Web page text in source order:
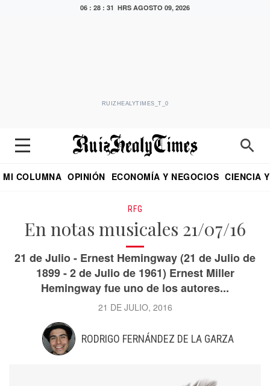
06 : 28 : 32 HRS AGOSTO 09, 2026
RUIZHEALYTIMES_T_0
MI COLUMNA OPINIÓN ECONOMÍA Y NEGOCIOS CIENCIA
RFG
En notas musicales 21/07/16
21 de Julio - Ernest Hemingway (21 de Julio de
1899 - 2 de Julio de 1961) Ernest Miller
Hemingway fue uno de los autores...
21 DE JULIO, 2016
RODRIGO FERNÁNDEZ DE LA GARZA